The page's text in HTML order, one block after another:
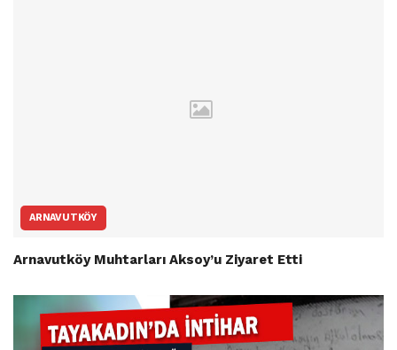
ARNAVUTKÖY
Arnavutköy Muhtarları Aksoy’u Ziyaret Etti